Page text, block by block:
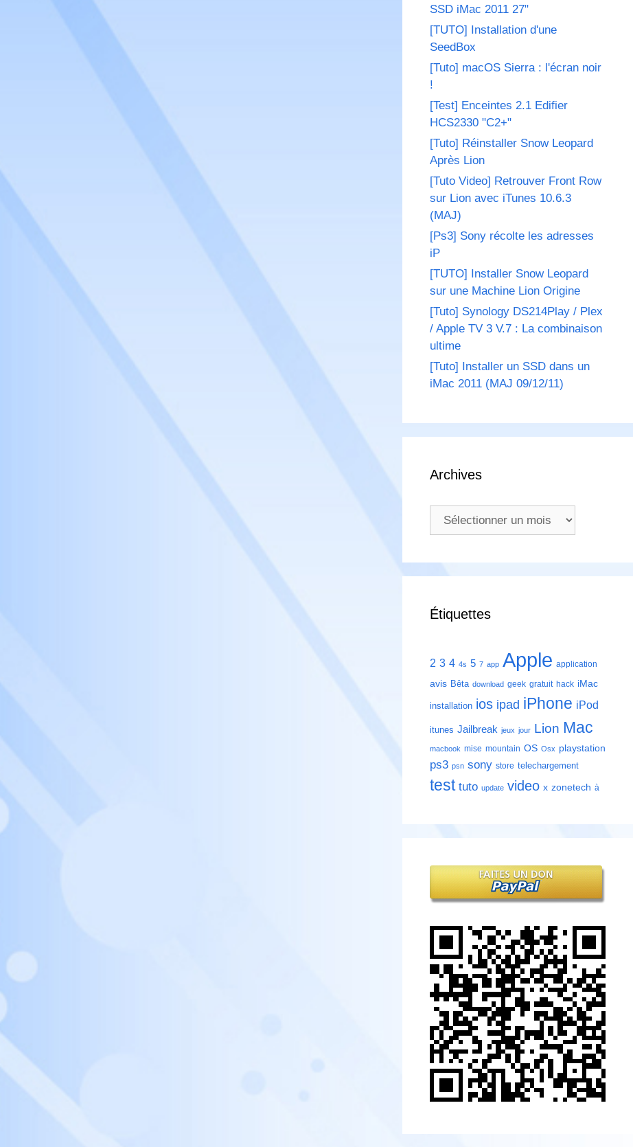
SSD iMac 2011 27"
[TUTO] Installation d'une
SeedBox
[Tuto] macOS Sierra : l'écran noir
!
[Test] Enceintes 2.1 Edifier
HCS2330 "C2+"
[Tuto] Réinstaller Snow Leopard
Après Lion
[Tuto Video] Retrouver Front Row
sur Lion avec iTunes 10.6.3
(MAJ)
[Ps3] Sony récolte les adresses
iP
[TUTO] Installer Snow Leopard
sur une Machine Lion Origine
[Tuto] Synology DS214Play / Plex
/ Apple TV 3 V.7 : La combinaison
ultime
[Tuto] Installer un SSD dans un
iMac 2011 (MAJ 09/12/11)
Archives
Archives
Étiquettes
2 3 4 4s 5 7 app Apple application
avis Bêta download geek gratuit hack iMac
installation ios ipad iPhone iPod
itunes Jailbreak jeux jour Lion Mac
macbook mise mountain OS Osx playstation
ps3 psn sony store telechargement
test tuto update video x zonetech à